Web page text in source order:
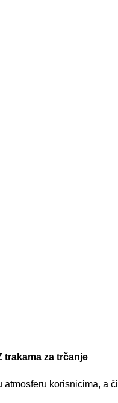
trakama za trčanje
korisnicima, a